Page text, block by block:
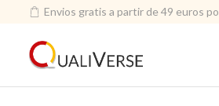
Envios gratis a partir de 49 euros